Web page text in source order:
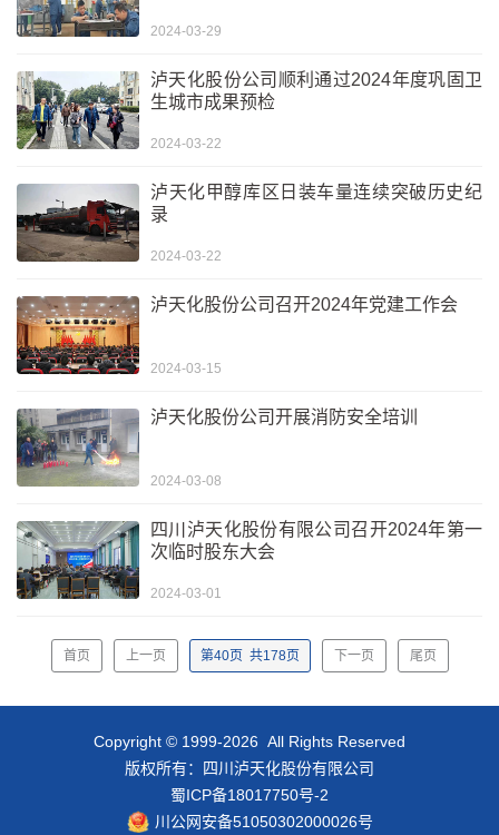
2024-03-29
泸天化股份公司顺利通过2024年度巩固卫
生城市成果预检
2024-03-22
泸天化甲醇库区日装车量连续突破历史纪
录
2024-03-22
泸天化股份公司召开2024年党建工作会
2024-03-15
泸天化股份公司开展消防安全培训
2024-03-08
四川泸天化股份有限公司召开2024年第一
次临时股东大会
2024-03-01
首页 上一页 第40页 共178页 下一页 尾页
Copyright © 1999-2026 All Rights Reserved
版权所有：四川泸天化股份有限公司
蜀ICP备18017750号-2
川公网安备51050302000026号